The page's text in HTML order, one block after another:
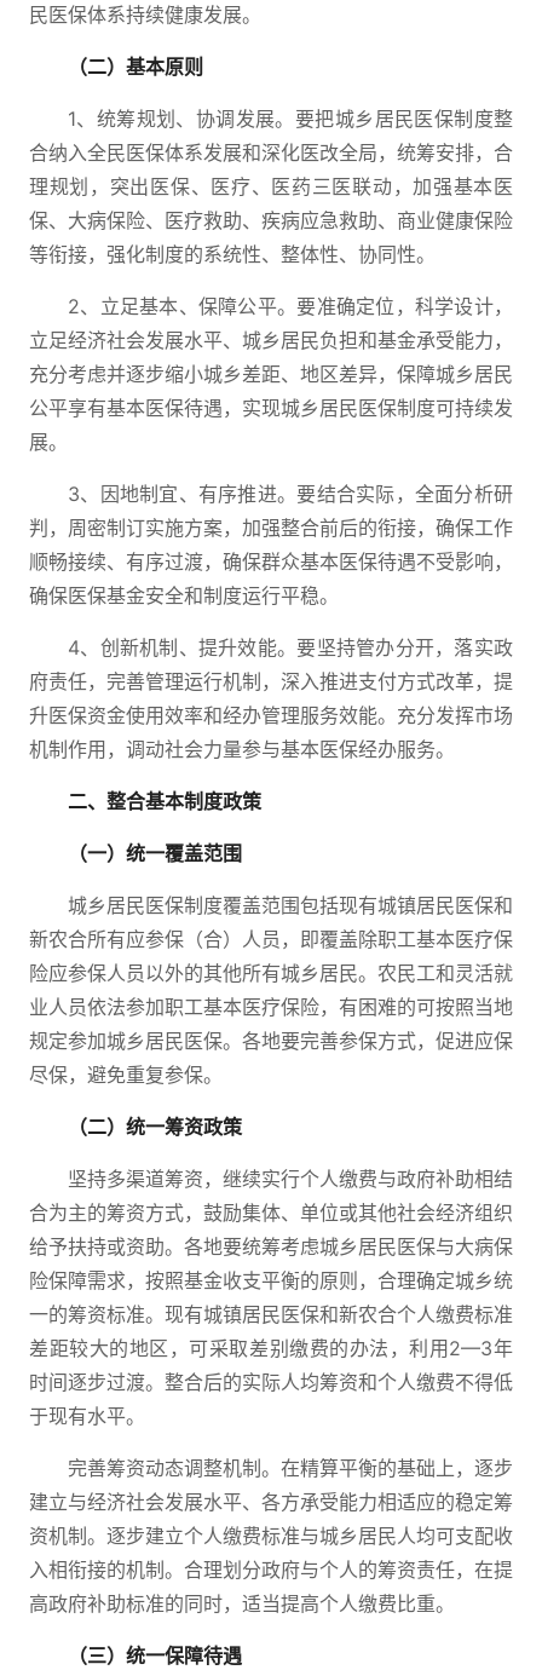
民医保体系持续健康发展。
（二）基本原则
1、统筹规划、协调发展。要把城乡居民医保制度整
合纳入全民医保体系发展和深化医改全局，统筹安排，合
理规划，突出医保、医疗、医药三医联动，加强基本医
保、大病保险、医疗救助、疾病应急救助、商业健康保险
等衔接，强化制度的系统性、整体性、协同性。
2、立足基本、保障公平。要准确定位，科学设计，
立足经济社会发展水平、城乡居民负担和基金承受能力，
充分考虑并逐步缩小城乡差距、地区差异，保障城乡居民
公平享有基本医保待遇，实现城乡居民医保制度可持续发
展。
3、因地制宜、有序推进。要结合实际，全面分析研
判，周密制订实施方案，加强整合前后的衔接，确保工作
顺畅接续、有序过渡，确保群众基本医保待遇不受影响，
确保医保基金安全和制度运行平稳。
4、创新机制、提升效能。要坚持管办分开，落实政
府责任，完善管理运行机制，深入推进支付方式改革，提
升医保资金使用效率和经办管理服务效能。充分发挥市场
机制作用，调动社会力量参与基本医保经办服务。
二、整合基本制度政策
（一）统一覆盖范围
城乡居民医保制度覆盖范围包括现有城镇居民医保和
新农合所有应参保（合）人员，即覆盖除职工基本医疗保
险应参保人员以外的其他所有城乡居民。农民工和灵活就
业人员依法参加职工基本医疗保险，有困难的可按照当地
规定参加城乡居民医保。各地要完善参保方式，促进应保
尽保，避免重复参保。
（二）统一筹资政策
坚持多渠道筹资，继续实行个人缴费与政府补助相结
合为主的筹资方式，鼓励集体、单位或其他社会经济组织
给予扶持或资助。各地要统筹考虑城乡居民医保与大病保
险保障需求，按照基金收支平衡的原则，合理确定城乡统
一的筹资标准。现有城镇居民医保和新农合个人缴费标准
差距较大的地区，可采取差别缴费的办法，利用2—3年
时间逐步过渡。整合后的实际人均筹资和个人缴费不得低
于现有水平。
完善筹资动态调整机制。在精算平衡的基础上，逐步
建立与经济社会发展水平、各方承受能力相适应的稳定筹
资机制。逐步建立个人缴费标准与城乡居民人均可支配收
入相衔接的机制。合理划分政府与个人的筹资责任，在提
高政府补助标准的同时，适当提高个人缴费比重。
（三）统一保障待遇